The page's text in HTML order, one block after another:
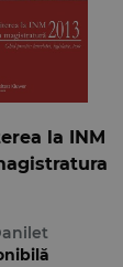
la INM